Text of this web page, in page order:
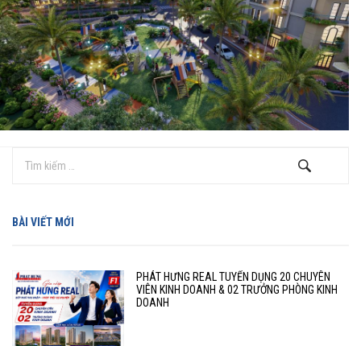
BÀI VIẾT MỚI
PHÁT HƯNG REAL TUYỂN DỤNG 20 CHUYÊN
VIÊN KINH DOANH & 02 TRƯỞNG PHÒNG KINH
DOANH